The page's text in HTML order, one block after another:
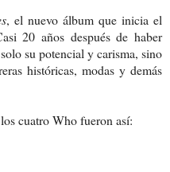
, el nuevo álbum que inicia el
20 años después de haber
su potencial y carisma, sino
históricas, modas y demás
cuatro Who fueron así: